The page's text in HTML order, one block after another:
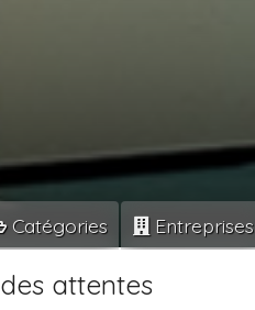
Catégories Entreprises
attentes